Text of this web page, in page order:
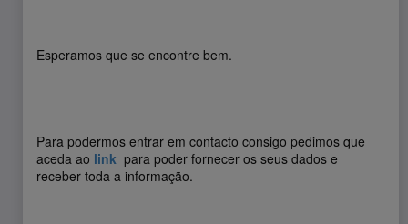
Esperamos que se encontre bem.
Para podermos entrar em contacto consigo pedimos que
aceda ao link para poder fornecer os seus dados e
receber toda a informação.